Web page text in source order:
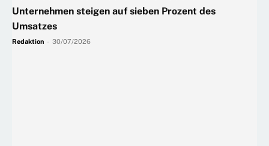
Unternehmen steigen auf sieben Prozent des
Umsatzes
Redaktion 30/07/2026